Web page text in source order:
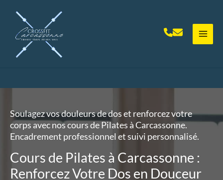
contenu
Soulagez vos douleurs de dos et renforcez votre
corps avec nos cours de Pilates à Carcassonne.
Encadrement professionnel et suivi personnalisé.
Cours de Pilates à Carcassonne :
Renforcez Votre Dos en Douceur